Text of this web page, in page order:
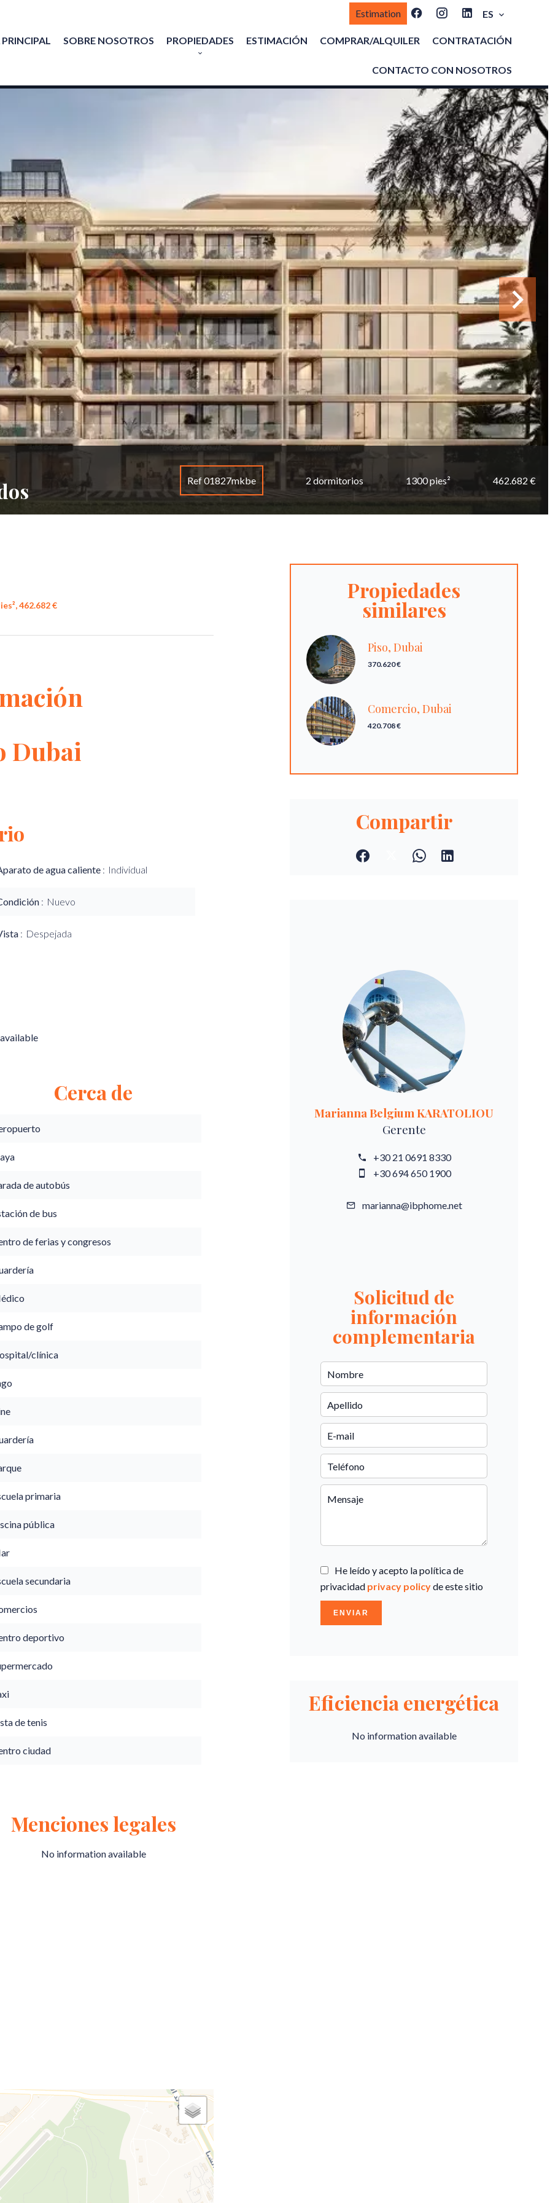
Estimation ES
SOBRE NOSOTROS PROPIEDADES ESTIMACIÓN COMPRAR/ALQUILER CONTRATACIÓN
CONTACTO CON NOSOTROS
Ref 01827mkbe 2 dormitorios 1300 pies² 462.682 €
462.682 €
Dubai
de agua caliente Individual
Nuevo
Despejada
Cerca de
de autobús
de bus
de ferias y congresos
de golf
clínica
primaria
pública
secundaria
deportivo
de tenis
ciudad
Menciones legales
No information available
Propiedades
similares
Piso, Dubai
370.620 €
Comercio, Dubai
420.708 €
Compartir
Marianna Belgium KARATOLIOU
Gerente
+30 21 0691 8330
+30 694 650 1900
marianna@ibphome.net
Solicitud de
información
complementaria
He leído y acepto la política de
privacidad privacy policyde este sitio
ENVIAR
Eficiencia energética
No information available